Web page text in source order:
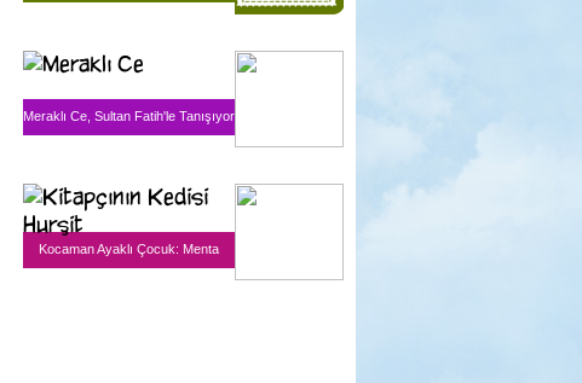
Meraklı Ce, Sultan Fatih'le Tanışıyor
Kocaman Ayaklı Çocuk: Menta